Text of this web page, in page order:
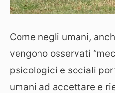
Come negli umani,
vengono osservati
psicologici e sociali
umani ad accettare e